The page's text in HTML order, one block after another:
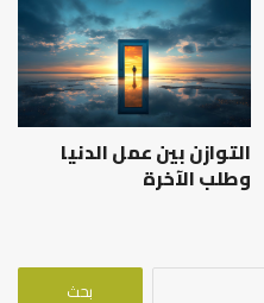
التوازن بين عمل الدنيا
وطلب الآخرة
البحث